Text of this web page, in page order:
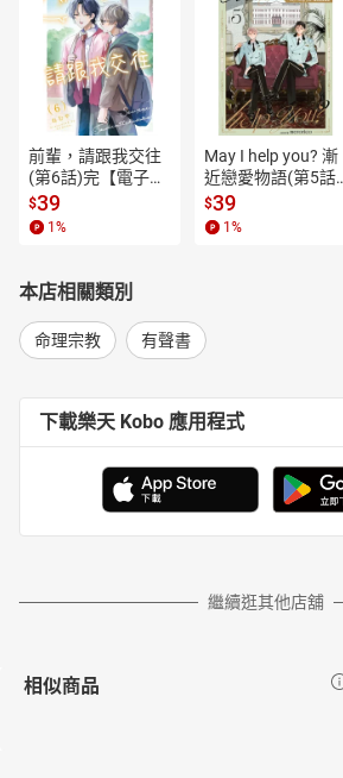
前輩，請跟我交往
(第6話)完【電子
書】
$39
1 %
May I help you? 漸
近戀愛物語(第5話)
【電子書】
$39
1 %
本店相關類別
命理宗教 有聲書
下載樂天 Kobo 應用程式
繼續逛其他店舖
相似商品